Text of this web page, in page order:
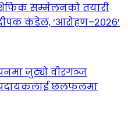
सम्मेलनको तयारी
कंडेल, ‘आरोहण–२०२६’
जुट्यो वीरगञ्ज
छलफलमा